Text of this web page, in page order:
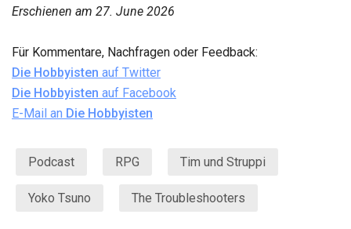
Erschienen am 27. June 2026
Für Kommentare, Nachfragen oder Feedback:
Die Hobbyisten auf Twitter
Die Hobbyisten auf Facebook
E-Mail an Die Hobbyisten
Podcast RPG Tim und Struppi
Yoko Tsuno The Troubleshooters